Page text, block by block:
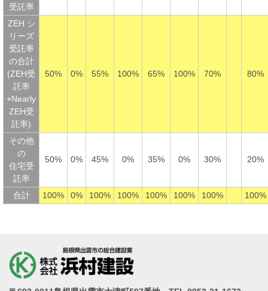
受託率
ZEH シ
リーズ
受託率
の合計
(ZEH受
託率
+Nearly
ZEH受
託率)
50% 0% 55% 100% 65% 100% 70% 80%
その他
の
住宅受
託率
50% 0% 45% 0% 35% 0% 30% 20%
合計 100% 0% 100% 100% 100% 100% 100% 100%